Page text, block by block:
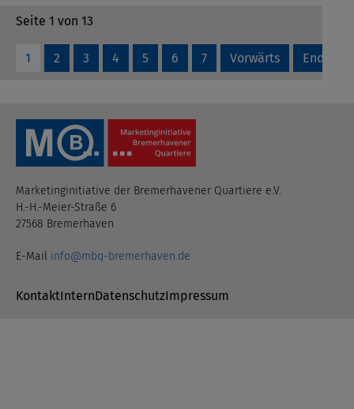
Seite 1 von 13
1 2 3 4 5 6 7 Vorwärts Ende
Marketinginitiative der Bremerhavener Quartiere e.V.
H.-H.-Meier-Straße 6
27568 Bremerhaven
E-Mail info@mbq-bremerhaven.de
Navigation überspringen
KontaktInternDatenschutzImpressum